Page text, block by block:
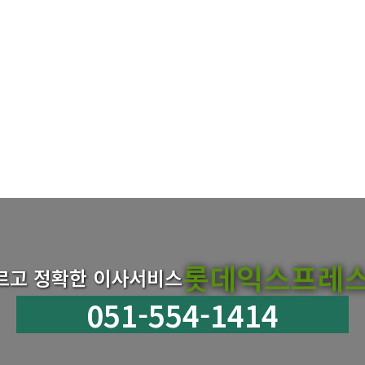
고 정확한 이사서비스롯데익스프레
051-554-1414